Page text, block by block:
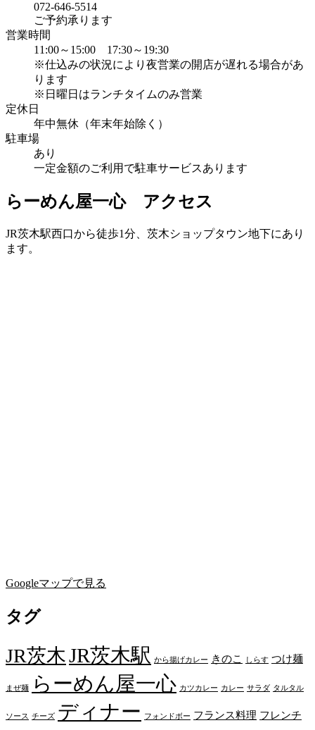
072-646-5514
ご予約承ります
営業時間
11:00～15:00 17:30～19:30
※仕込みの状況により夜営業の開店が遅れる場合があ
ります
※日曜日はランチタイムのみ営業
定休日
年中無休（年末年始除く）
駐車場
あり
一定金額のご利用で駐車サービスあります
らーめん屋一心 アクセス
JR茨木駅西口から徒歩1分、茨木ショップタウン地下にあり
ます。
Googleマップで見る
タグ
JR茨木JR茨木駅 から揚げカレー きのこ しらす つけ麺
まぜ麺 らーめん屋一心 カツカレー カレー サラダ タルタル
ソース チーズ ディナー フォンドボー フランス料理 フレンチ